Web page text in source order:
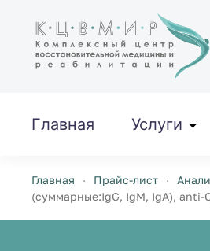
Перейти к содержимому
Главная Услуги
Главная Прайс-лист
(суммарные:IgG, IgM, IgA), anti-